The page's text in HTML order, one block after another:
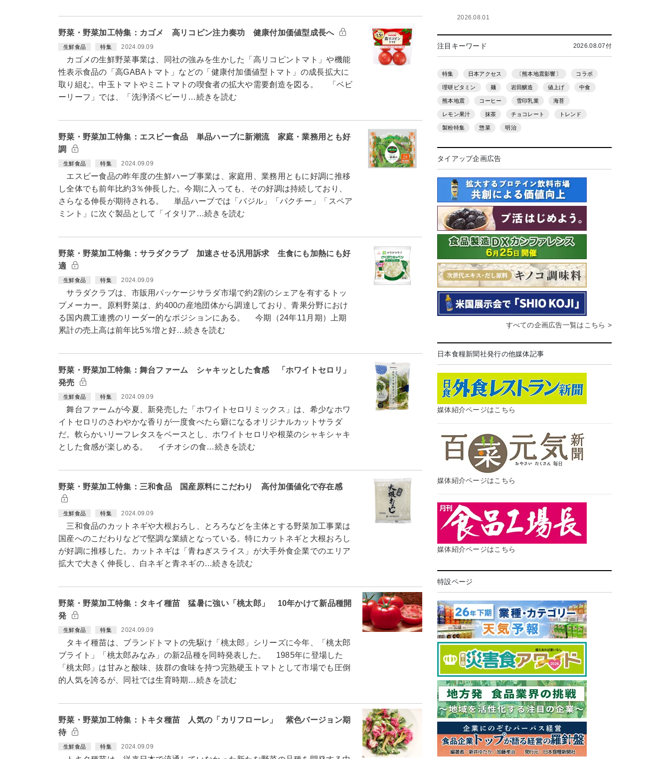
野菜・野菜加工特集：カゴメ 高リコピン注力奏功 健康付加価値型成長へ
生鮮食品 特集 2024.09.09
カゴメの生鮮野菜事業は、同社の強みを生かした「高リコピントマト」や機能
性表示食品の「高GABAトマト」などの「健康付加価値型トマト」の成長拡大に
取り組む。中玉トマトやミニトマトの喫食者の拡大や需要創造を図る。 「ベビ
ーリーフ」では、「洗浄済ベビーリ…続きを読む
野菜・野菜加工特集：エスビー食品 単品ハーブに新潮流 家庭・業務用とも好
調
生鮮食品 特集 2024.09.09
エスビー食品の昨年度の生鮮ハーブ事業は、家庭用、業務用ともに好調に推移
し全体でも前年比約3％伸長した。今期に入っても、その好調は持続しており、
さらなる伸長が期待される。 単品ハーブでは「バジル」「パクチー」「スペア
ミント」に次ぐ製品として「イタリア…続きを読む
野菜・野菜加工特集：サラダクラブ 加速させる汎用訴求 生食にも加熱にも好
適
生鮮食品 特集 2024.09.09
サラダクラブは、市販用パッケージサラダ市場で約2割のシェアを有するトッ
プメーカー。原料野菜は、約400の産地団体から調達しており、青果分野におけ
る国内農工連携のリーダー的なポジションにある。 今期（24年11月期）上期
累計の売上高は前年比5％増と好…続きを読む
野菜・野菜加工特集：舞台ファーム シャキッとした食感 「ホワイトセロリ」
発売
生鮮食品 特集 2024.09.09
舞台ファームが今夏、新発売した「ホワイトセロリミックス」は、希少なホワ
イトセロリのさわやかな香りが一度食べたら癖になるオリジナルカットサラダ
だ。軟らかいリーフレタスをベースとし、ホワイトセロリや根菜のシャキシャキ
とした食感が楽しめる。 イチオシの食…続きを読む
野菜・野菜加工特集：三和食品 国産原料にこだわり 高付加価値化で存在感
生鮮食品 特集 2024.09.09
三和食品のカットネギや大根おろし、とろろなどを主体とする野菜加工事業は
国産へのこだわりなどで堅調な業績となっている。特にカットネギと大根おろし
が好調に推移した。カットネギは「青ねぎスライス」が大手外食企業でのエリア
拡大で大きく伸長し、白ネギと青ネギの…続きを読む
野菜・野菜加工特集：タキイ種苗 猛暑に強い「桃太郎」 10年かけて新品種開
発
生鮮食品 特集 2024.09.09
タキイ種苗は、ブランドトマトの先駆け「桃太郎」シリーズに今年、「桃太郎
ブライト」「桃太郎みなみ」の新2品種を同時発表した。 1985年に登場した
「桃太郎」は甘みと酸味、抜群の食味を持つ完熟硬玉トマトとして市場でも圧倒
的人気を誇るが、同社では生育時期…続きを読む
野菜・野菜加工特集：トキタ種苗 人気の「カリフローレ」 紫色バージョン期
待
生鮮食品 特集 2024.09.09
2026.08.01
注目キーワード 2026.08.07付
特集 日本アクセス 〔熊本地震影響〕 コラボ
理研ビタミン 麺 岩田醸造 値上げ 中食
熊本地震 コーヒー 雪印乳業 海苔
レモン果汁 抹茶 チョコレート トレンド
製粉特集 惣菜 明治
タイアップ企画広告
すべての企画広告一覧はこちら >
日本食糧新聞社発行の他媒体記事
媒体紹介ページはこちら
媒体紹介ページはこちら
媒体紹介ページはこちら
特設ページ